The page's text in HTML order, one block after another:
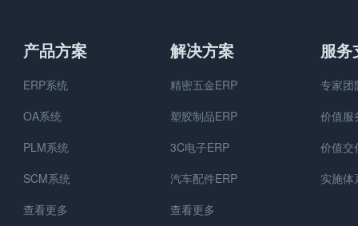
产品方案
ERP系统
OA系统
PLM系统
SCM系统
查看更多
解决方案
精密五金ERP
塑胶制品ERP
3C电子ERP
汽车配件ERP
查看更多
服务
专家团
价值服
价值交
实施体